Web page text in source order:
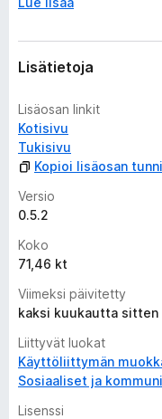
Lisätietoja
Lisäosan linkit
Kotisivu
Tukisivu
Kopioi lisäosan
Versio
0.5.2
Koko
71,46 kt
Viimeksi päivitetty
kaksi kuukautta sitten
Liittyvät luokat
Käyttöliittymän
Sosiaaliset ja
Lisenssi